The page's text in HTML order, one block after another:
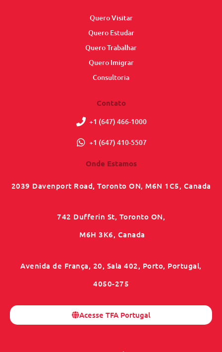
Quero Visitar
Quero Estudar
Quero Trabalhar
Quero Imigrar
Consultoria
Contato
+1 (647) 466-1000
+1 (647) 410-5507
Onde Estamos
2039 Davenport Road, Toronto ON, M6N 1C5, Canada
742 Dufferin St, Toronto ON,
M6H 3K6, Canada
Avenida de França, 20, Sala 402, Porto, Portugal,
4050-275
Acesse TFA Portugal